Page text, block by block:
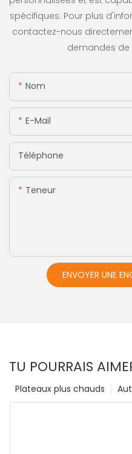
spécifiques. Pour plus
contactez-nous
demandes de
Nom
E-Mail
Téléphone
Teneur
ENVOYER UNE
TU POURRAIS
Plateaux plus chauds